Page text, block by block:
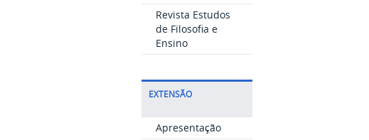
Revista Estudos
de Filosofia e
Ensino
EXTENSÃO
Apresentação